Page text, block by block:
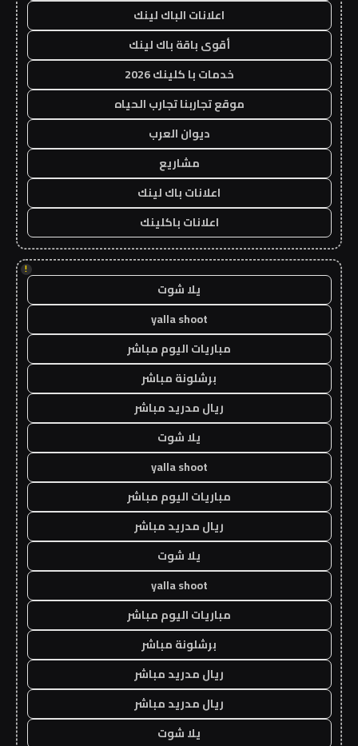
اعلانات الباك لينك
أقوى باقة باك لينك
خدمات با كلينك 2026
موقع تجاربنا تجارب الحياه
ديوان العرب
مشاريع
اعلانات باك لينك
اعلانات باكلينك
!
يلا شوت
yalla shoot
مباريات اليوم مباشر
برشلونة مباشر
ريال مدريد مباشر
يلا شوت
yalla shoot
مباريات اليوم مباشر
ريال مدريد مباشر
يلا شوت
yalla shoot
مباريات اليوم مباشر
برشلونة مباشر
ريال مدريد مباشر
ريال مدريد مباشر
يلا شوت